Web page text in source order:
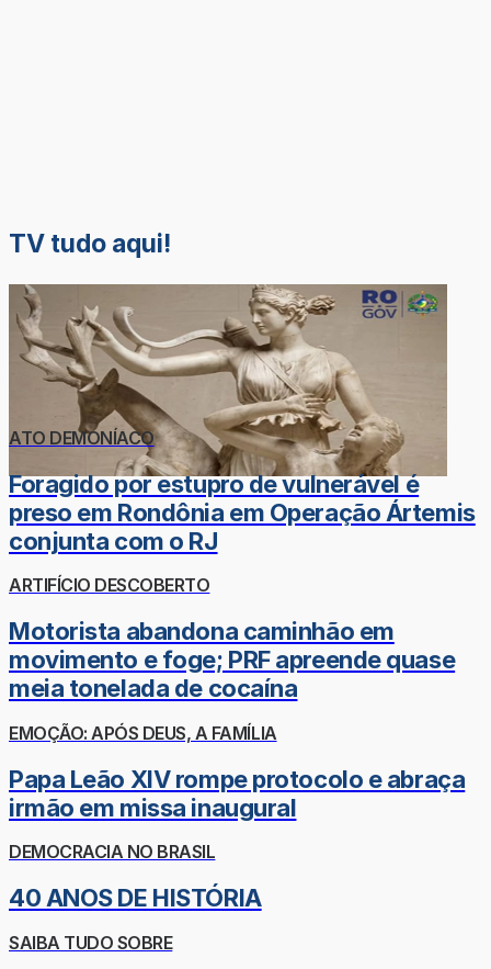
TV tudo aqui!
ATO DEMONÍACO
Foragido por estupro de vulnerável é
preso em Rondônia em Operação Ártemis
conjunta com o RJ
ARTIFÍCIO DESCOBERTO
Motorista abandona caminhão em
movimento e foge; PRF apreende quase
meia tonelada de cocaína
EMOÇÃO: APÓS DEUS, A FAMÍLIA
Papa Leão XIV rompe protocolo e abraça
irmão em missa inaugural
DEMOCRACIA NO BRASIL
40 ANOS DE HISTÓRIA
SAIBA TUDO SOBRE